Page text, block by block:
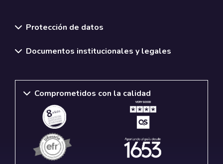
Protección de datos
Documentos institucionales y legales
Comprometidos con la calidad